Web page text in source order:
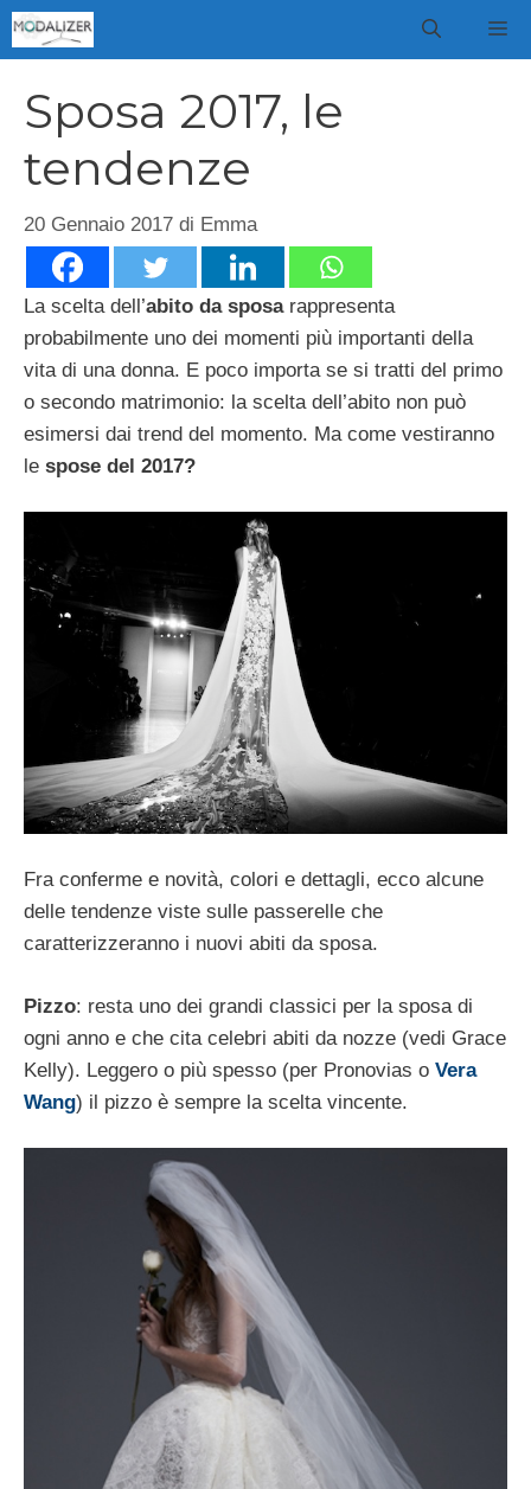
Vai
al
Sposa 2017, le
tendenze
20 Gennaio 2017 di Emma
La scelta dell’abito da sposa rappresenta
probabilmente uno dei momenti più importanti della
vita di una donna. E poco importa se si tratti del primo
o secondo matrimonio: la scelta dell’abito non può
esimersi dai trend del momento. Ma come vestiranno
le spose del 2017?
Fra conferme e novità, colori e dettagli, ecco alcune
delle tendenze viste sulle passerelle che
caratterizzeranno i nuovi abiti da sposa.
Pizzo: resta uno dei grandi classici per la sposa di
ogni anno e che cita celebri abiti da nozze (vedi Grace
Kelly). Leggero o più spesso (per Pronovias o Vera
Wang) il pizzo è sempre la scelta vincente.